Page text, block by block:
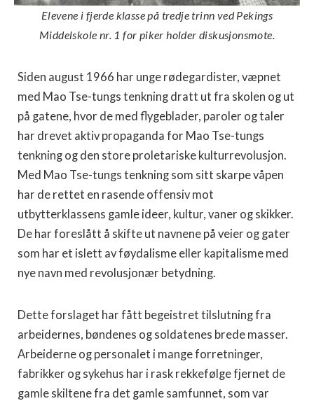
Elevene i fjerde klasse på tredje trinn ved Pekings
Middelskole nr. 1 for piker holder diskusjonsmote.
Siden august 1966 har unge rødegardister, væpnet
med Mao Tse-tungs tenkning dratt ut fra skolen og ut
på gatene, hvor de med flygeblader, paroler og taler
har drevet aktiv propaganda for Mao Tse-tungs
tenkning og den store proletariske kulturrevolusjon.
Med Mao Tse-tungs tenkning som sitt skarpe våpen
har de rettet en rasende offensiv mot
utbytterklassens gamle ideer, kultur, vaner og skikker.
De har foreslått å skifte ut navnene på veier og gater
som har et islett av føydalisme eller kapitalisme med
nye navn med revolusjonær betydning.
Dette forslaget har fått begeistret tilslutning fra
arbeidernes, bøndenes og soldatenes brede masser.
Arbeiderne og personalet i mange forretninger,
fabrikker og sykehus har i rask rekkefølge fjernet de
gamle skiltene fra det gamle samfunnet, som var